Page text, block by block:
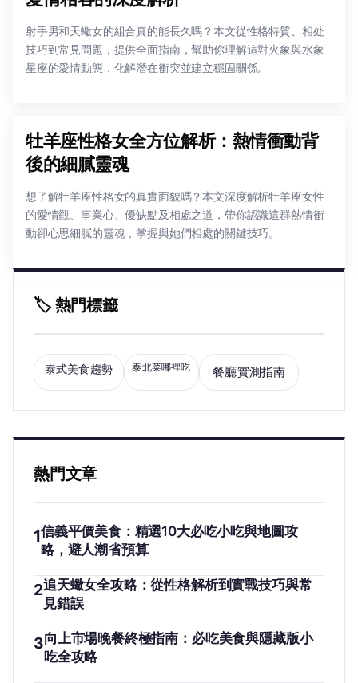
射手男和天蠍女的組合真的能長久嗎？本文從性格特質、相处
技巧到常見問題，提供全面指南，幫助你理解這對火象與水象
星座的愛情動態，化解潛在衝突並建立穩固關係。
牡羊座性格女全方位解析：熱情衝動背
後的細膩靈魂
想了解牡羊座性格女的真實面貌嗎？本文深度解析牡羊座女性
的愛情觀、事業心、優缺點及相處之道，帶你認識這群熱情衝
動卻心思細膩的靈魂，掌握與她們相處的關鍵技巧。
🏷️ 熱門標籤
泰式美食趨勢 泰北菜哪裡吃 餐廳實測指南
熱門文章
1信義平價美食：精選10大必吃小吃與地圖攻
略，避人潮省預算
2追天蠍女全攻略：從性格解析到實戰技巧與常
見錯誤
3向上市場晚餐終極指南：必吃美食與隱藏版小
吃全攻略